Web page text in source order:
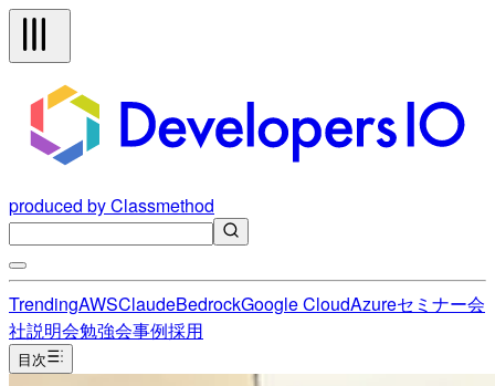
produced by Classmethod
TrendingAWSClaudeBedrockGoogle CloudAzureセミナー会
社説明会勉強会事例採用
目次